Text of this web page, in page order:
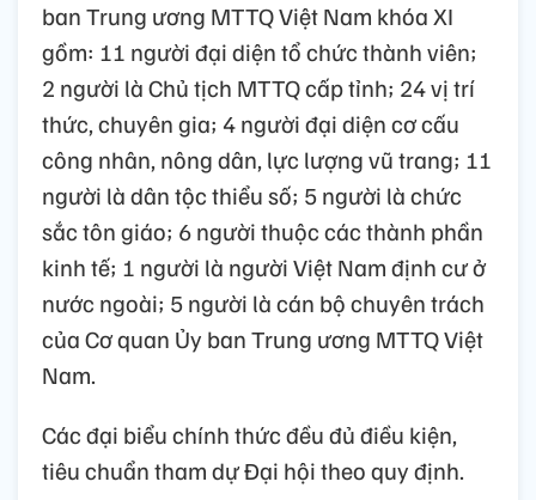
ban Trung ương MTTQ Việt Nam khóa XI
gồm: 11 người đại diện tổ chức thành viên;
2 người là Chủ tịch MTTQ cấp tỉnh; 24 vị trí
thức, chuyên gia; 4 người đại diện cơ cấu
công nhân, nông dân, lực lượng vũ trang; 11
người là dân tộc thiểu số; 5 người là chức
sắc tôn giáo; 6 người thuộc các thành phần
kinh tế; 1 người là người Việt Nam định cư ở
nước ngoài; 5 người là cán bộ chuyên trách
của Cơ quan Ủy ban Trung ương MTTQ Việt
Nam.
Các đại biểu chính thức đều đủ điều kiện,
tiêu chuẩn tham dự Đại hội theo quy định.